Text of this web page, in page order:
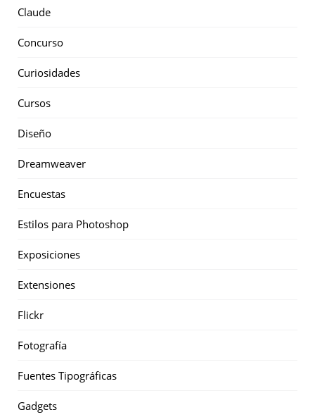
Claude
Concurso
Curiosidades
Cursos
Diseño
Dreamweaver
Encuestas
Estilos para Photoshop
Exposiciones
Extensiones
Flickr
Fotografía
Fuentes Tipográficas
Gadgets